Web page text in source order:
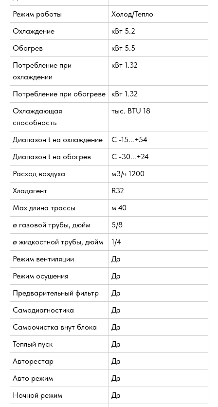
Режим работы
Холод/Тепло
Охлаждение
кВт 5.2
Обогрев
кВт 5.5
Потребление при
охлаждении
кВт 1.32
Потребление при обогреве
кВт 1.32
Охлаждающая
способность
тыс. BTU 18
Диапазон t на охлаждение
С -15...+54
Диапазон t на обогрев
С -30...+24
Расход воздуха
м3/ч 1200
Хладагент
R32
Max длина трассы
м 40
ø газовой трубы, дюйм
5/8
ø жидкостной трубы, дюйм
1/4
Режим вентиляции
Да
Режим осушения
Да
Предварительный фильтр
Да
Самодиагностика
Да
Самоочистка внут блока
Да
Теплый пуск
Да
Авторестар
Да
Авто режим
Да
Ночной режим
Да